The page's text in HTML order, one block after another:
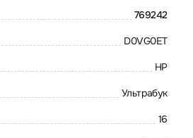
769242
D0VG0ET
HP
Ультрабук
16